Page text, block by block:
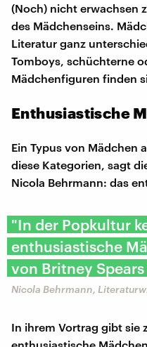
(Noch) nicht erwachsen
des Mädchenseins.
Literatur ganz
Tomboys, schüchterne
Mädchenfiguren finden
Enthusiastische
Ein Typus von Mädchen
diese Kategorien, sagt
Nicola Behrmann: das
"In der Popkultur
enthusiastische
von Britney
Nicola Behrmann,
In ihrem Vortrag gibt sie